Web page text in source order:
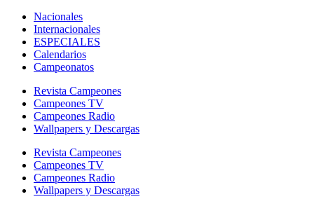
Nacionales
Internacionales
ESPECIALES
Calendarios
Campeonatos
Revista Campeones
Campeones TV
Campeones Radio
Wallpapers y Descargas
Revista Campeones
Campeones TV
Campeones Radio
Wallpapers y Descargas